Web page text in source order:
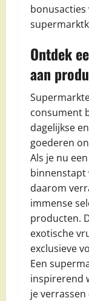
bonusacties
Ontdek
aan
consument
dagelijkse
goederen
Als je nu
binnenstapt
daarom
immense
producten.
exotische
exclusieve
Een
inspirerend
je